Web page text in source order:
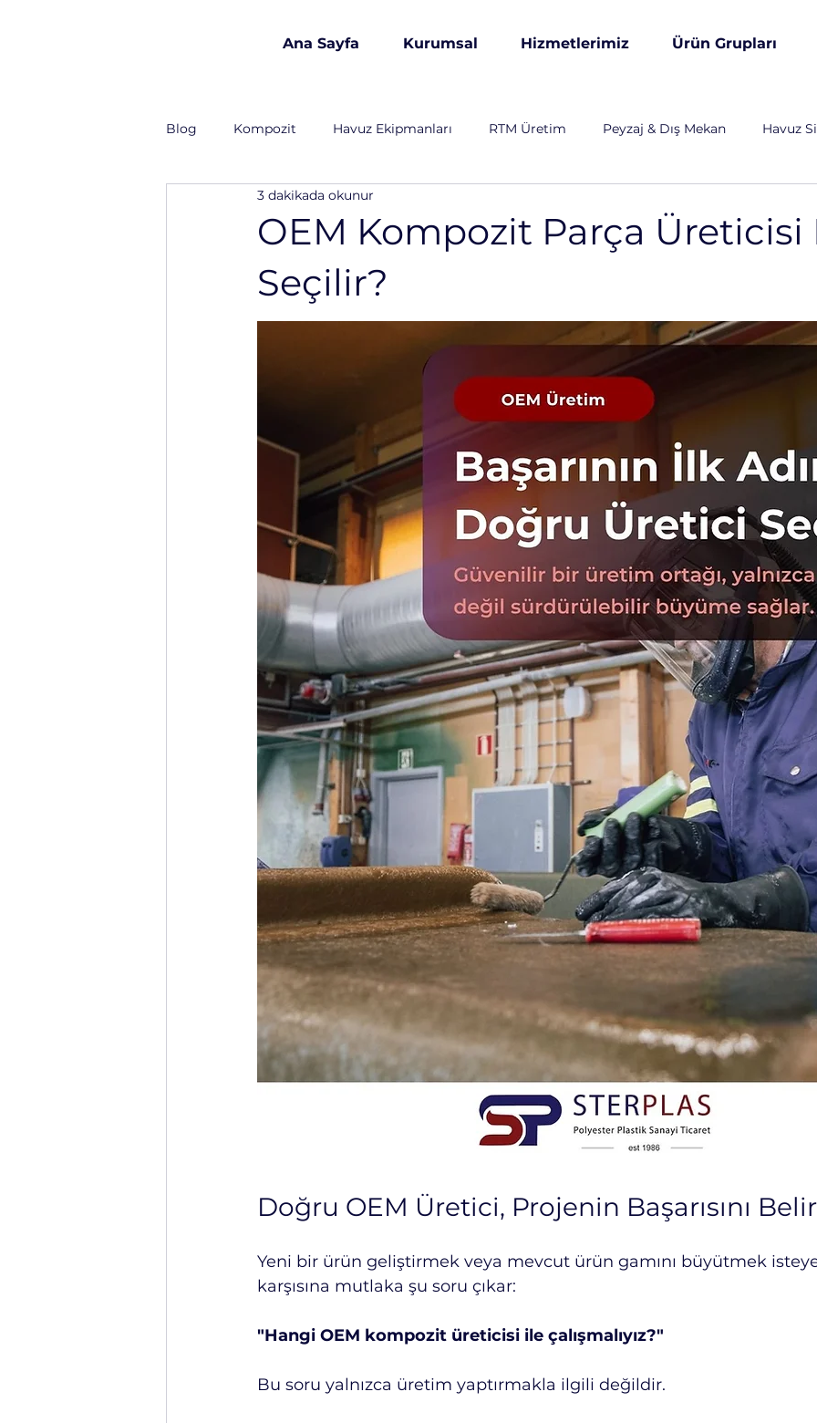
Ana Sayfa Kurumsal Hizmetlerimiz Ürün Grupları
Blog Kompozit Havuz Ekipmanları RTM Üretim Peyzaj & Dış Mekan Havuz
Havuz Kimyasalları İnşaat & Altyapı
Gıda Sanayi
OEM Kompozit Parça Üreticisi
Seçilir?
3 dakikada okunur
Doğru OEM Üretici, Projenin Başarısını
Yeni bir ürün geliştirmek veya mevcut ürün gamını büyütmek
karşısına mutlaka şu soru çıkar:
"Hangi OEM kompozit üreticisi ile çalışmalıyız?"
Bu soru yalnızca üretim yaptırmakla ilgili değildir.